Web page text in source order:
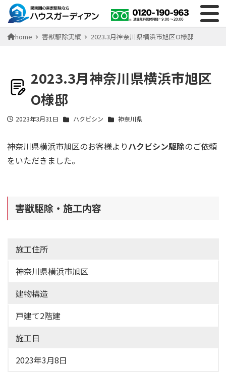
home 害獣駆除実績 2023.3月神奈川県横浜市旭区O様邸
2023.3月神奈川県横浜市旭区
O様邸
投稿日
2023年3月31日 ハクビシン 神奈川県
神奈川県横浜市旭区のお客様よりハクビシン駆除のご依頼
をいただきました。
害獣駆除・施工内容
施工住所
神奈川県横浜市旭区
建物構造
戸建て2階建
施工日
2023年3月8日